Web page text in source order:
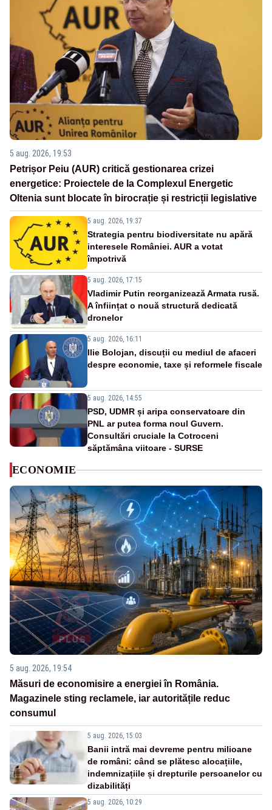
5 aug. 2026, 19:53
Petrișor Peiu (AUR) critică gestionarea crizei
energetice: Proiectele de la Complexul Energetic
Oltenia sunt blocate în birocrație și restricții legislative
5 aug. 2026, 19:37
Strategia pentru biodiversitate nu apără
interesele României. AUR a votat
împotrivă
5 aug. 2026, 17:15
Vladimir Putin reorganizează Armata rusă.
A înființat o nouă structură dedicată
dronelor
5 aug. 2026, 16:11
Ilie Bolojan, discuții cu mediul de afaceri
despre economie, taxe și reformele fiscale
5 aug. 2026, 14:55
PSD, UDMR și aripa conservatoare din
PNL ar putea forma noul Guvern.
Consultări cruciale la Cotroceni
săptămâna viitoare - SURSE
ECONOMIE
5 aug. 2026, 19:54
Măsuri de economisire a energiei în România.
Magazinele sting reclamele, iar autoritățile reduc
consumul
5 aug. 2026, 15:03
Banii intră mai devreme pentru milioane
de români: când se plătesc alocațiile,
indemnizațiile și drepturile persoanelor cu
dizabilități
5 aug. 2026, 10:29